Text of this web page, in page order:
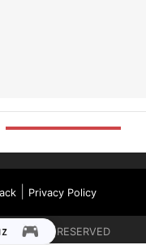
| Privacy Policy
RIGHTS RESERVED